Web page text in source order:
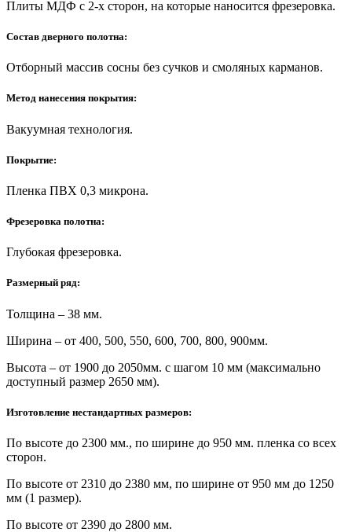
Плиты МДФ с 2-х сторон, на которые наносится фрезеровка.
Состав дверного полотна:
Отборный массив сосны без сучков и смоляных карманов.
Метод нанесения покрытия:
Вакуумная технология.
Покрытие:
Пленка ПВХ 0,3 микрона.
Фрезеровка полотна:
Глубокая фрезеровка.
Размерный ряд:
Толщина – 38 мм.
Ширина – от 400, 500, 550, 600, 700, 800, 900мм.
Высота – от 1900 до 2050мм. с шагом 10 мм (максимально
доступный размер 2650 мм).
Изготовление нестандартных размеров:
По высоте до 2300 мм., по ширине до 950 мм. пленка со всех
сторон.
По высоте от 2310 до 2380 мм, по ширине от 950 мм до 1250
мм (1 размер).
По высоте от 2390 до 2800 мм.